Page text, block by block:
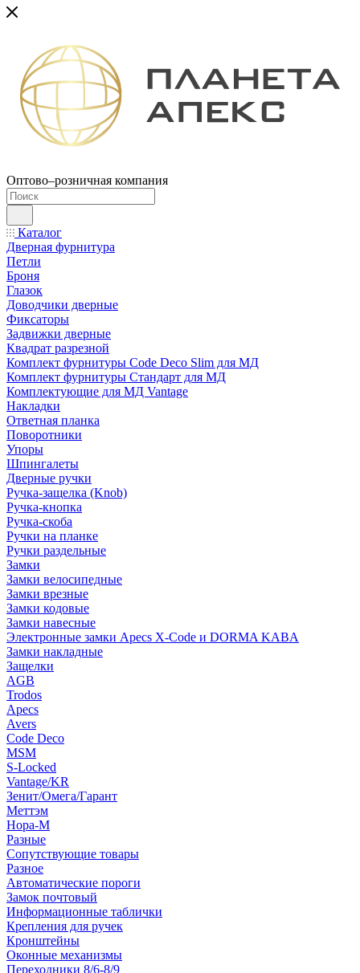
Оптово–розничная компания
Каталог
Дверная фурнитура
Петли
Броня
Глазок
Доводчики дверные
Фиксаторы
Задвижки дверные
Квадрат разрезной
Комплект фурнитуры Code Deco Slim для МД
Комплект фурнитуры Стандарт для МД
Комплектующие для МД Vantage
Накладки
Ответная планка
Поворотники
Упоры
Шпингалеты
Дверные ручки
Ручка-защелка (Knob)
Ручка-кнопка
Ручка-скоба
Ручки на планке
Ручки раздельные
Замки
Замки велосипедные
Замки врезные
Замки кодовые
Замки навесные
Электронные замки Apecs X-Code и DORMA KABA
Замки накладные
Защелки
AGB
Trodos
Apecs
Avers
Code Deco
MSM
S-Locked
Vantage/KR
Зенит/Омега/Гарант
Меттэм
Нора-М
Разные
Сопутствующие товары
Разное
Автоматические пороги
Замок почтовый
Информационные таблички
Крепления для ручек
Кронштейны
Оконные механизмы
Переходники 8/6-8/9